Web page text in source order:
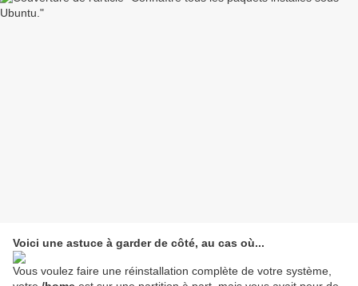
Voici une astuce à garder de côté, au cas où...
Vous voulez faire une réinstallation complète de votre système,